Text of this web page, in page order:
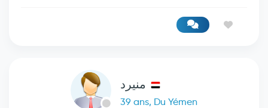
منيرد
39 ans, Du Yémen